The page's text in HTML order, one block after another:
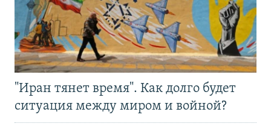
"Иран тянет время". Как долго будет
ситуация между миром и войной?